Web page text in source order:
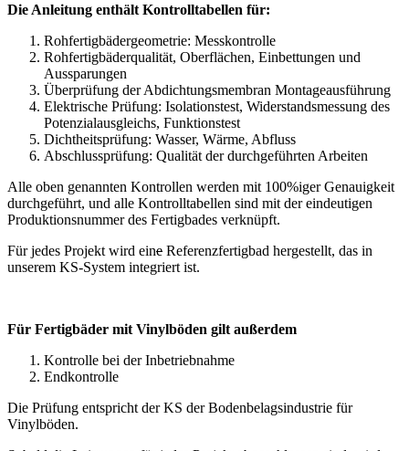
Die Anleitung enthält Kontrolltabellen für:
Rohfertigbädergeometrie: Messkontrolle
Rohfertigbäderqualität, Oberflächen, Einbettungen und
Aussparungen
Überprüfung der Abdichtungsmembran Montageausführung
Elektrische Prüfung: Isolationstest, Widerstandsmessung des
Potenzialausgleichs, Funktionstest
Dichtheitsprüfung: Wasser, Wärme, Abfluss
Abschlussprüfung: Qualität der durchgeführten Arbeiten
Alle oben genannten Kontrollen werden mit 100%iger Genauigkeit
durchgeführt, und alle Kontrolltabellen sind mit der eindeutigen
Produktionsnummer des Fertigbades verknüpft.
Für jedes Projekt wird eine Referenzfertigbad hergestellt, das in
unserem KS-System integriert ist.
Für Fertigbäder mit Vinylböden gilt außerdem
Kontrolle bei der Inbetriebnahme
Endkontrolle
Die Prüfung entspricht der KS der Bodenbelagsindustrie für
Vinylböden.